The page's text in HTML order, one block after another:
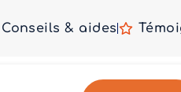
Conseils & aides